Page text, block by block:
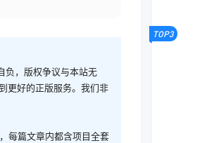
负，版权争议与本站无
更好的正版服务。我们非
每篇文章内都含项目全套
TOP3